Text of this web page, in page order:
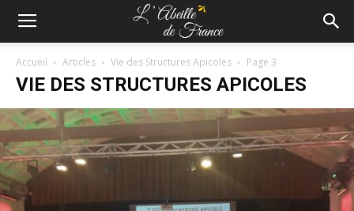
Accueil Articles Vie des Structures Apicoles Page 3
VIE DES STRUCTURES APICOLES